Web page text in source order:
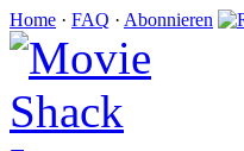
Home · FAQ · Abonnieren